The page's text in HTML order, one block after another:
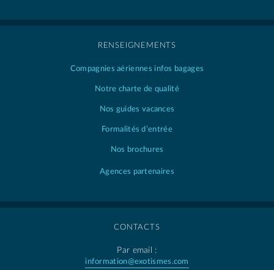
RENSEIGNEMENTS
Compagnies aériennes infos bagages
Notre charte de qualité
Nos guides vacances
Formalités d’entrée
Nos brochures
Agences partenaires
CONTACTS
Par email :
information@exotismes.com